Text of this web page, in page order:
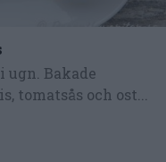
Bakade
och ost...